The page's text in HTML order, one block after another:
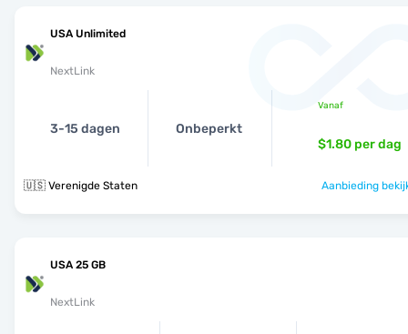
USA Unlimited
NextLink
3-15 dagen Onbeperkt
Vanaf
$1.80per dag
🇺🇸 Verenigde Staten Aanbieding
USA 25 GB
NextLink